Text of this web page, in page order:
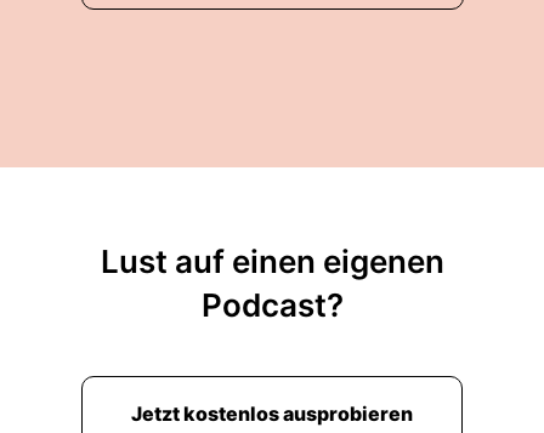
Lust auf einen eigenen
Podcast?
Jetzt kostenlos ausprobieren